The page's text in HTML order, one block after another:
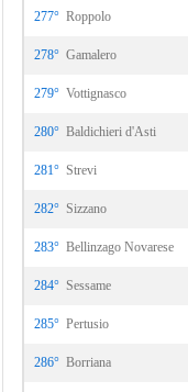
277° Roppolo
278° Gamalero
279° Vottignasco
280° Baldichieri d'Asti
281° Strevi
282° Sizzano
283° Bellinzago Novarese
284° Sessame
285° Pertusio
286° Borriana